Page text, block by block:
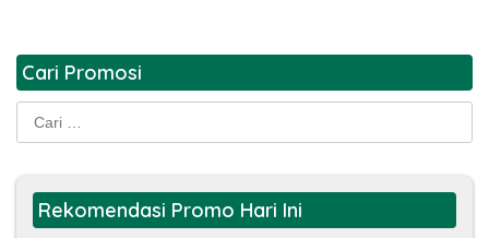
Cari Promosi
Rekomendasi Promo Hari Ini